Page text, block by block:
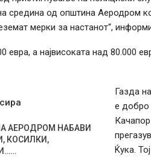
средина од општина Аеродром
мерки за настанот“,
евра, а највисоката над 80.000
АЕРОДРОМ НАБАВИ
КОСИЛКИ,
Газда
е добро
Ќука.